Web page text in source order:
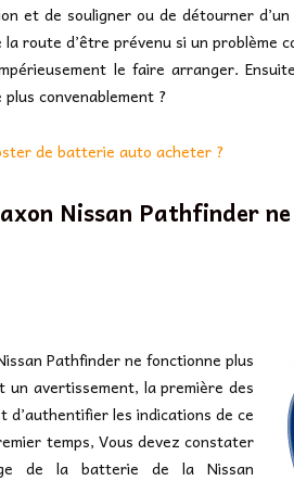
et de souligner ou de détourner
route d’être prévenu si un problème
le faire arranger.
convenablement ?
de batterie auto acheter ?
Nissan Pathfinder
Pathfinder ne fonctionne plus
un avertissement, la première des
d’authentifier les indications de ce
temps, Vous devez constater
de la batterie de la Nissan